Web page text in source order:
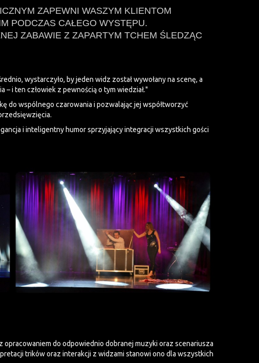
ZAPEWNI WASZYM KLIENTOM
PODCZAS CAŁEGO WYSTĘPU.
ZABAWIE Z ZAPARTYM TCHEM ŚLEDZĄC
wystarczyło, by jeden widz został wywołany na scenę, a
– i ten człowiek z pewnością o tym wiedział."
do wspólnego czarowania i pozwalając jej współtworzyć
i inteligentny humor sprzyjający integracji wszystkich gości
do odpowiednio dobranej muzyki oraz scenariusza
trików oraz interakcji z widzami stanowi ono dla wszystkich